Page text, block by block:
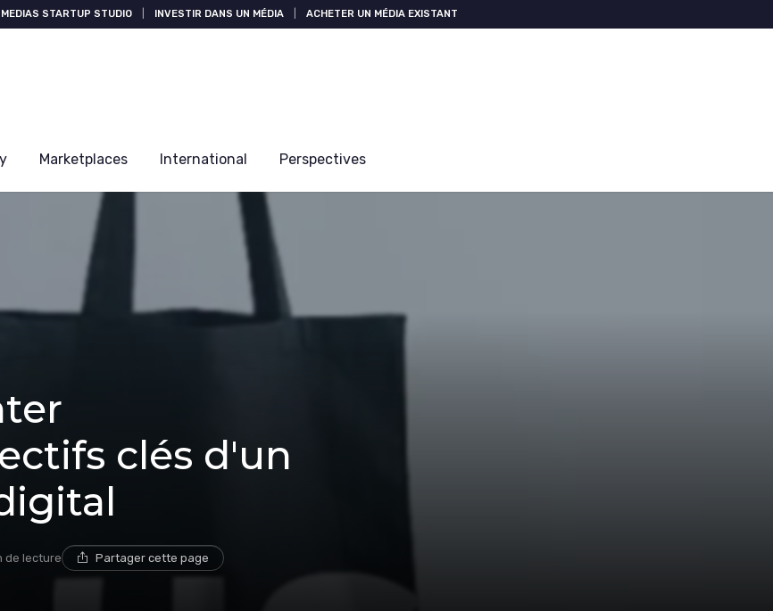
MEDIAS STARTUP STUDIO INVESTIR DANS UN MÉDIA ACHETER UN MÉDIA EXISTANT
Marketplaces International Perspectives
clés d'un
de lecture Partager cette page